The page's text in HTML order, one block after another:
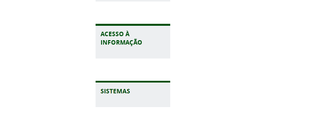
ACESSO À
INFORMAÇÃO